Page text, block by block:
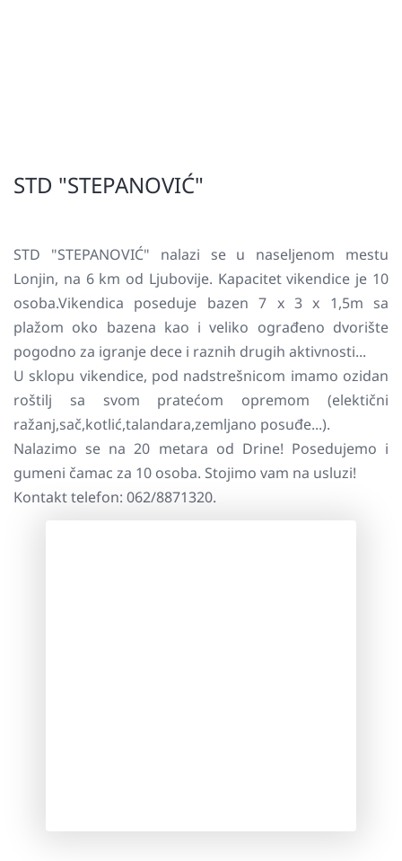
STD "STEPANOVIĆ"
STD "STEPANOVIĆ" nalazi se u naseljenom mestu
Lonjin, na 6 km od Ljubovije. Kapacitet vikendice je 10
osoba.Vikendica poseduje bazen 7 x 3 x 1,5m sa
plažom oko bazena kao i veliko ograđeno dvorište
pogodno za igranje dece i raznih drugih aktivnosti...
U sklopu vikendice, pod nadstrešnicom imamo ozidan
roštilj sa svom pratećom opremom (elektični
ražanj,sač,kotlić,talandara,zemljano posuđe...).
Nalazimo se na 20 metara od Drine! Posedujemo i
gumeni čamac za 10 osoba. Stojimo vam na usluzi!
Kontakt telefon: 062/8871320.